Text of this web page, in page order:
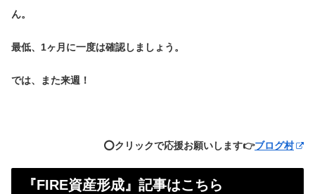
ん。
最低、1ヶ月に一度は確認しましょう。
では、また来週！
⭕️クリックで応援お願いします👉ブログ村
『FIRE資産形成』記事はこちら